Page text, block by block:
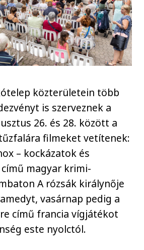
közterületein több
is szerveznek a
26. és 28. között a
filmeket vetítenek:
– kockázatok és
magyar krimi-
A rózsák királynője
vasárnap pedig a
című francia vígjátékot
este nyolctól.